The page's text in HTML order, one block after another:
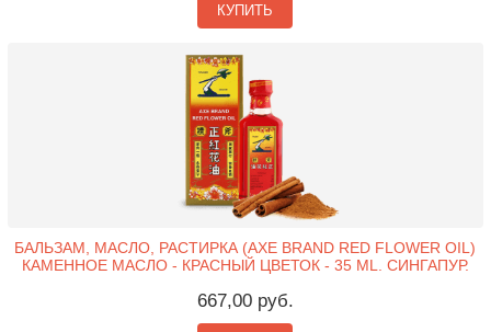
КУПИТЬ
БАЛЬЗАМ, МАСЛО, РАСТИРКА (AXE BRAND RED FLOWER OIL)
КАМЕННОЕ МАСЛО - КРАСНЫЙ ЦВЕТОК - 35 ML. СИНГАПУР.
667,00 руб.